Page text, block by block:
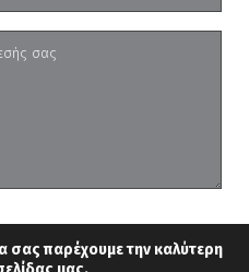
σας παρέχουμε την καλύτερη